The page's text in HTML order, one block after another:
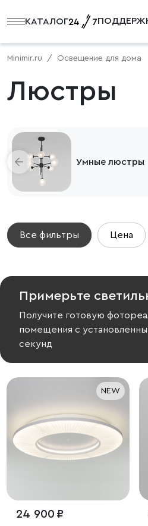
КАТАЛОГ
Minimir.ru Освещение для дома
Люстры
Умные люстры
Все фильтры Цена
Примерьте
Получите готовую
помещения с
секунд
NEW
24 900 ₽